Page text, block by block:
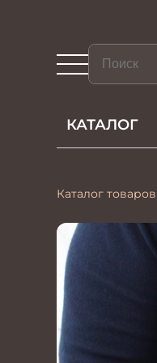
КАТАЛОГ
Каталог товаров